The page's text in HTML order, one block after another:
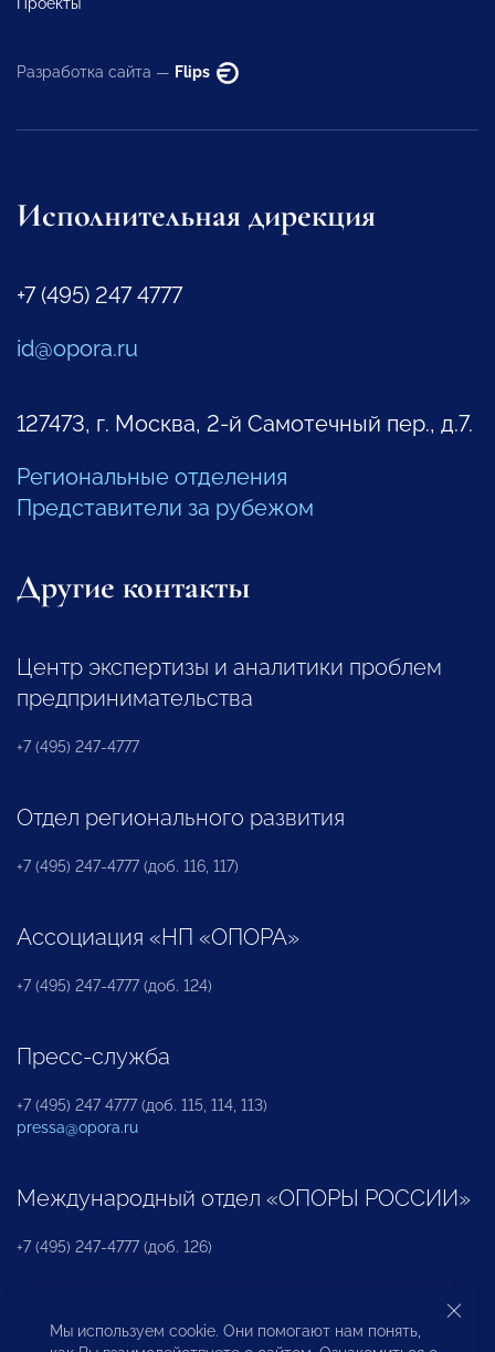
Проекты
Разработка сайта — Flips
Исполнительная дирекция
+7 (495) 247 4777
id@opora.ru
127473, г. Москва, 2-й Самотечный пер., д.7.
Региональные отделения
Представители за рубежом
Другие контакты
Центр экспертизы и аналитики проблем
предпринимательства
+7 (495) 247-4777
Отдел регионального развития
+7 (495) 247-4777 (доб. 116, 117)
Ассоциация «НП «ОПОРА»
+7 (495) 247-4777 (доб. 124)
Пресс-служба
+7 (495) 247 4777 (доб. 115, 114, 113)
pressa@opora.ru
Международный отдел «ОПОРЫ РОССИИ»
+7 (495) 247-4777 (доб. 126)
Бюро по защите прав предпринимателей и
Мы используем cookie. Они помогают нам понять,